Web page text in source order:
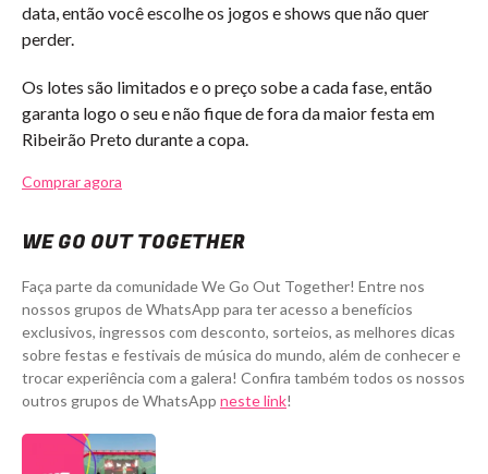
data, então você escolhe os jogos e shows que não quer
perder.
Os lotes são limitados e o preço sobe a cada fase, então
garanta logo o seu e não fique de fora da maior festa em
Ribeirão Preto durante a copa.
Comprar agora
WE GO OUT TOGETHER
Faça parte da comunidade We Go Out Together! Entre nos
nossos grupos de WhatsApp para ter acesso a benefícios
exclusivos, ingressos com desconto, sorteios, as melhores dicas
sobre festas e festivais de música do mundo, além de conhecer e
trocar experiência com a galera! Confira também todos os nossos
outros grupos de WhatsApp neste link!